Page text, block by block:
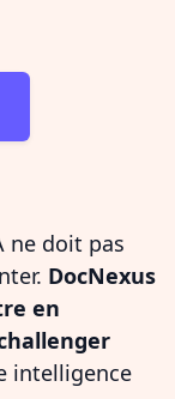
ne doit pas
DocNexus
en
intelligence